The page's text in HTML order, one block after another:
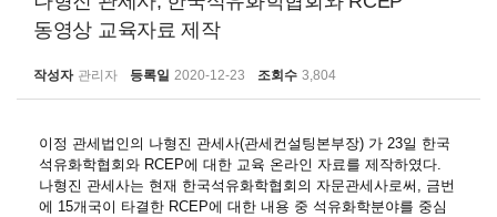
동영상 교육자료 제작
작성자 관리자 등록일 2020-12-23 조회수 3,804
이정 관세법인의 나형진 관세사(관세컨설팅본부장) 가 23일 한국
석유화학협회와 RCEP에 대한 교육 온라인 자료를 제작하였다.
나형진 관세사는 현재 한국석유화학협회의 자문관세사로써, 금번
에 15개국이 타결한 RCEP에 대한 내용 중 석유화학분야를 중심